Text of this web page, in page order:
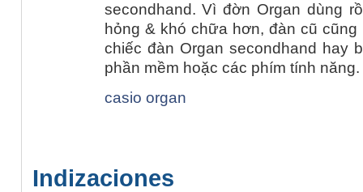
secondhand. Vì đờn Organ dùng
hỏng & khó chữa hơn, đàn cũ
chiếc đàn Organ secondhand hay
phần mềm hoặc các phím tính năng.
casio organ
Indizaciones